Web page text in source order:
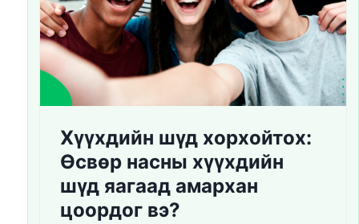
Хүүхдийн шүд хорхойтох:
Өсвөр насны хүүхдийн
шүд яагаад амархан
цоордог вэ?